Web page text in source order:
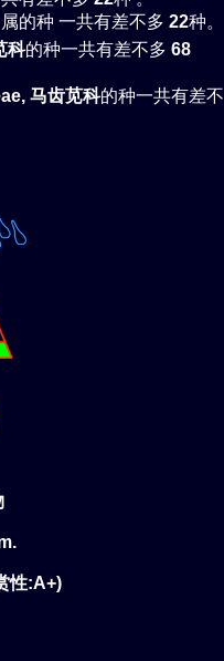
属的种 一共有差不多 22种。
科的种一共有差不多 68
马齿苋科的种一共有差不
性:A+)